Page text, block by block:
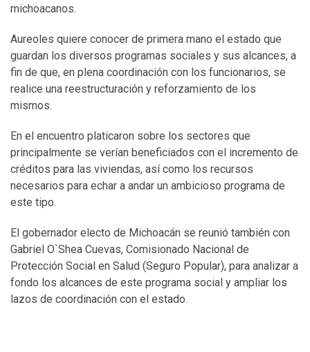
michoacanos.
Aureoles quiere conocer de primera mano el estado que
guardan los diversos programas sociales y sus alcances, a
fin de que, en plena coordinación con los funcionarios, se
realice una reestructuración y reforzamiento de los
mismos.
En el encuentro platicaron sobre los sectores que
principalmente se verían beneficiados con el incremento de
créditos para las viviendas, así como los recursos
necesarios para echar a andar un ambicioso programa de
este tipo.
El gobernador electo de Michoacán se reunió también con
Gabriel O`Shea Cuevas, Comisionado Nacional de
Protección Social en Salud (Seguro Popular), para analizar a
fondo los alcances de este programa social y ampliar los
lazos de coordinación con el estado.